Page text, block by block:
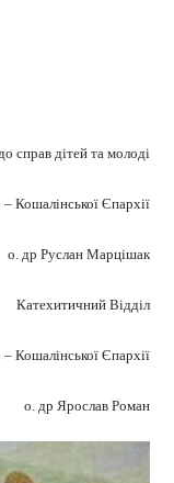
справ дітей та молоді
Кошалінської Єпархії
о. др Руслан Марцішак
Катехитичний Відділ
Кошалінської Єпархії
о. др Ярослав Роман